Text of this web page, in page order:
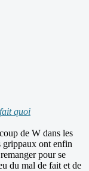
quoi
de W dans les
grippaux ont enfin
pour se
du mal de fait et de